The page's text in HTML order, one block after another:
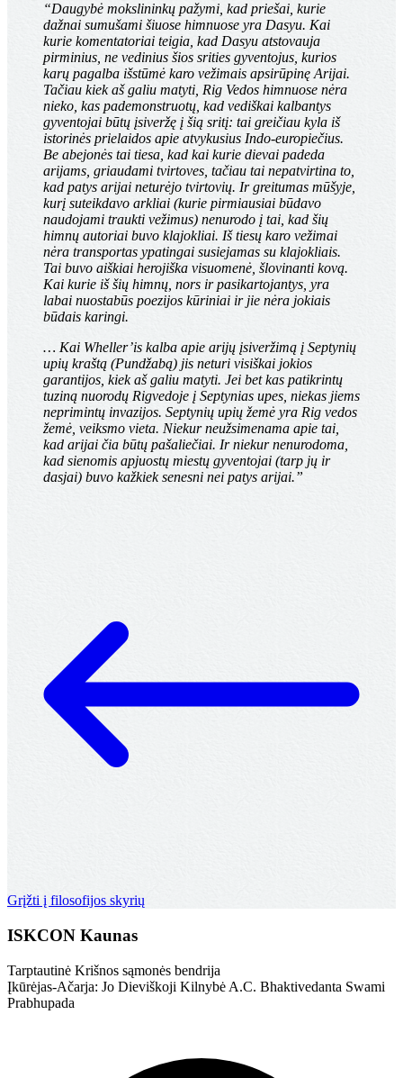
“Daugybė mokslininkų pažymi, kad priešai, kurie
dažnai sumušami šiuose himnuose yra Dasyu. Kai
kurie komentatoriai teigia, kad Dasyu atstovauja
pirminius, ne vedinius šios srities gyventojus, kurios
karų pagalba išstūmė karo vežimais apsirūpinę Arijai.
Tačiau kiek aš galiu matyti, Rig Vedos himnuose nėra
nieko, kas pademonstruotų, kad vediškai kalbantys
gyventojai būtų įsiveržę į šią sritį: tai greičiau kyla iš
istorinės prielaidos apie atvykusius Indo-europiečius.
Be abejonės tai tiesa, kad kai kurie dievai padeda
arijams, griaudami tvirtoves, tačiau tai nepatvirtina to,
kad patys arijai neturėjo tvirtovių. Ir greitumas mūšyje,
kurį suteikdavo arkliai (kurie pirmiausiai būdavo
naudojami traukti vežimus) nenurodo į tai, kad šių
himnų autoriai buvo klajokliai. Iš tiesų karo vežimai
nėra transportas ypatingai susiejamas su klajokliais.
Tai buvo aiškiai herojiška visuomenė, šlovinanti kovą.
Kai kurie iš šių himnų, nors ir pasikartojantys, yra
labai nuostabūs poezijos kūriniai ir jie nėra jokiais
būdais karingi.
… Kai Wheller’is kalba apie arijų įsiveržimą į Septynių
upių kraštą (Pundžabą) jis neturi visiškai jokios
garantijos, kiek aš galiu matyti. Jei bet kas patikrintų
tuziną nuorodų Rigvedoje į Septynias upes, niekas jiems
neprimintų invazijos. Septynių upių žemė yra Rig vedos
žemė, veiksmo vieta. Niekur neužsimenama apie tai,
kad arijai čia būtų pašaliečiai. Ir niekur nenurodoma,
kad sienomis apjuostų miestų gyventojai (tarp jų ir
dasjai) buvo kažkiek senesni nei patys arijai.”
Grįžti į filosofijos skyrių
ISKCON Kaunas
Tarptautinė Krišnos sąmonės bendrija
Įkūrėjas-Ačarja: Jo Dieviškoji Kilnybė A.C. Bhaktivedanta Swami
Prabhupada